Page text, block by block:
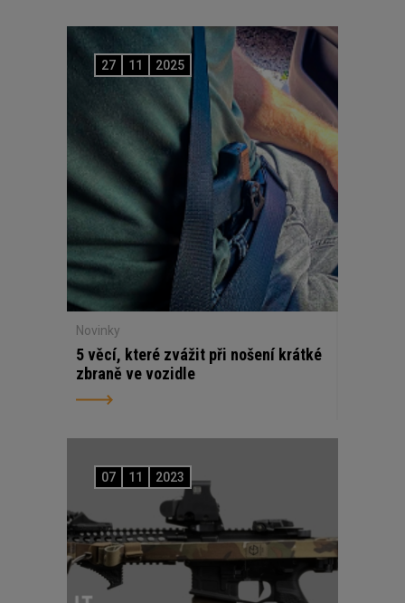
27 11 2025
Novinky
5 věcí, které zvážit při nošení krátké
zbraně ve vozidle
07 11 2023